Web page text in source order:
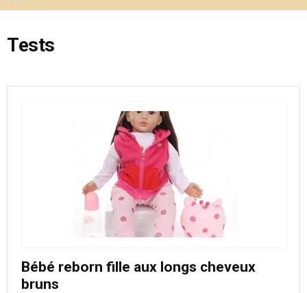
Tests
Bébé reborn fille aux longs cheveux
bruns